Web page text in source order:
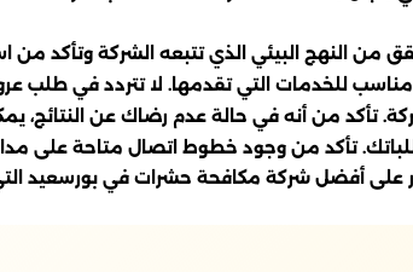
النهج البيئي الذي تتبعه الشركة وتأكد من
للخدمات التي تقدمها. لا تتردد في طلب
من أنه في حالة عدم رضاك عن النتائج،
تأكد من وجود خطوط اتصال متاحة على
على أفضل شركة مكافحة حشرات في بورسعيد